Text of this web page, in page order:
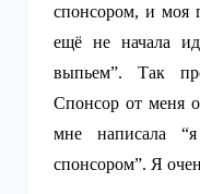
спонсором, и моя
ещё не начала
выпьем”. Так
Спонсор от меня
мне написала
спонсором”. Я